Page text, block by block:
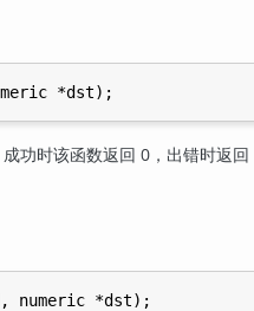
功时该函数返回 0，出错时返